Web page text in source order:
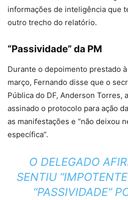
informações de inteligência que
outro trecho do relatório.
“Passividade” da PM
Durante o depoimento prestado à
março, Fernando disse que o
Pública do DF, Anderson Torres,
assinado o protocolo para ação
as manifestações e “não deixou
específica”.
O DELEGADO
SENTIU
“PASSIVIDADE”